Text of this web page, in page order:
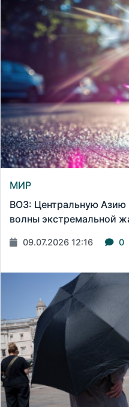
МИР
ВОЗ: Центральную Азию
волны экстремальной
09.07.2026 12:16 0